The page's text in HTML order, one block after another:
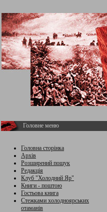
Головне меню
Головна сторінка
Архів
Розширений пошук
Редакція
Клуб "Холодний Яр"
Книги - поштою
Гостьова книга
Стежками холодноярських
отаманів